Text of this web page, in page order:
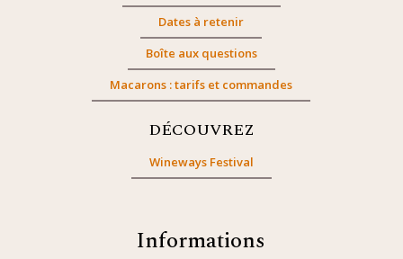
Dates à retenir
Boîte aux questions
Macarons : tarifs et commandes
DÉCOUVREZ
Wineways Festival
Informations